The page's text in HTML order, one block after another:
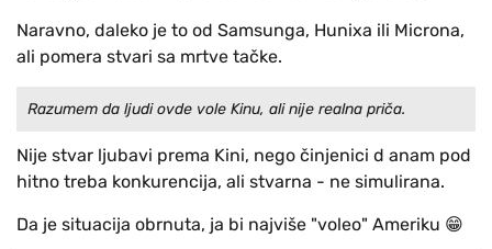
Naravno, daleko je to od Samsunga, Hunixa ili Microna,
ali pomera stvari sa mrtve tačke.
Razumem da ljudi ovde vole Kinu, ali nije realna priča.
Nije stvar ljubavi prema Kini, nego činjenici d anam pod
hitno treba konkurencija, ali stvarna - ne simulirana.
Da je situacija obrnuta, ja bi najviše "voleo" Ameriku 😁